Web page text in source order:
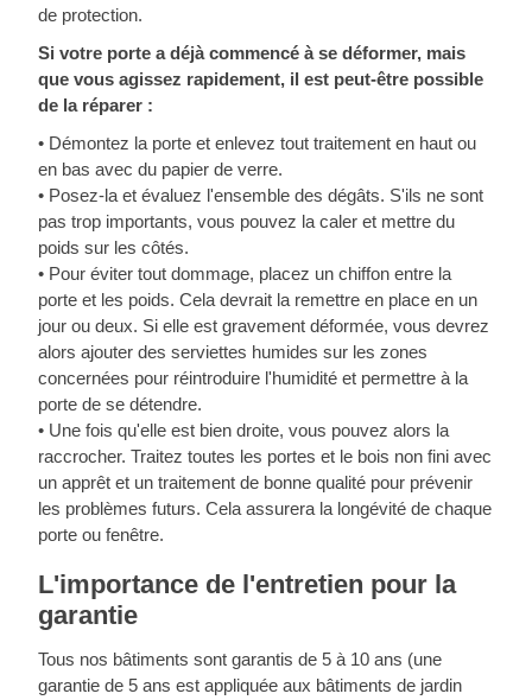
de protection.
Si votre porte a déjà commencé à se déformer, mais
que vous agissez rapidement, il est peut-être possible
de la réparer :
• Démontez la porte et enlevez tout traitement en haut ou
en bas avec du papier de verre.
• Posez-la et évaluez l'ensemble des dégâts. S'ils ne sont
pas trop importants, vous pouvez la caler et mettre du
poids sur les côtés.
• Pour éviter tout dommage, placez un chiffon entre la
porte et les poids. Cela devrait la remettre en place en un
jour ou deux. Si elle est gravement déformée, vous devrez
alors ajouter des serviettes humides sur les zones
concernées pour réintroduire l'humidité et permettre à la
porte de se détendre.
• Une fois qu'elle est bien droite, vous pouvez alors la
raccrocher. Traitez toutes les portes et le bois non fini avec
un apprêt et un traitement de bonne qualité pour prévenir
les problèmes futurs. Cela assurera la longévité de chaque
porte ou fenêtre.
L'importance de l'entretien pour la
garantie
Tous nos bâtiments sont garantis de 5 à 10 ans (une
garantie de 5 ans est appliquée aux bâtiments de jardin